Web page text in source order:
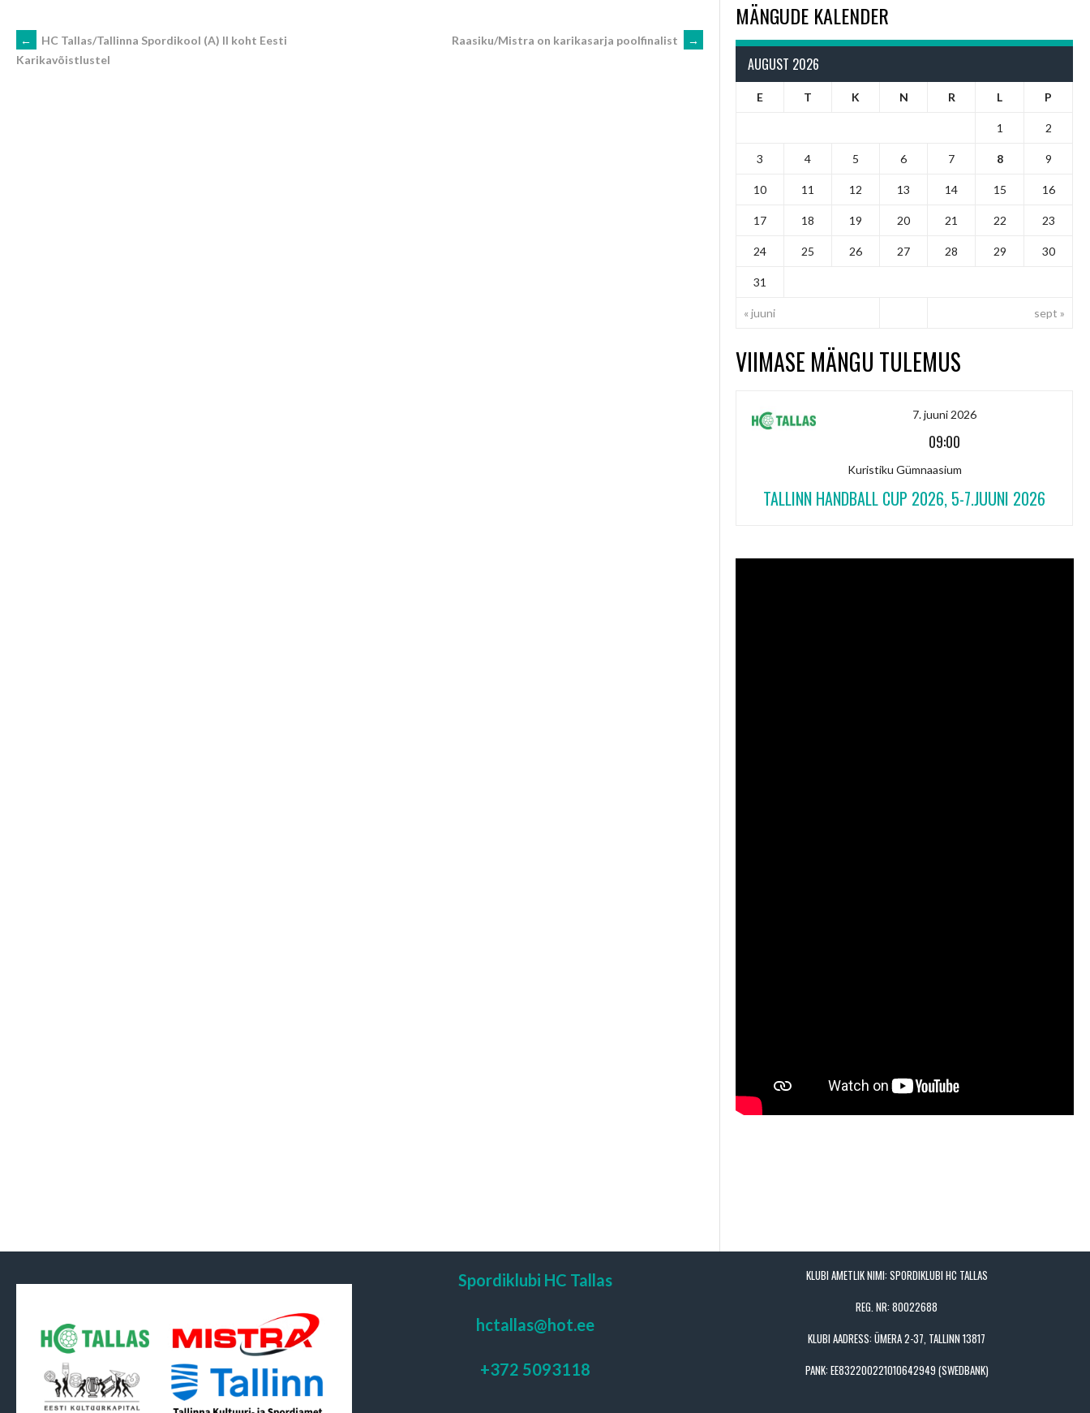
POST
←
HC Tallas/Tallinna Spordikool (A) II koht Eesti
Karikavõistlustel
Raasiku/Mistra on karikasarja poolfinalist →
MÄNGUDE KALENDER
AUGUST 2026
E T K N R L P
« juuni sept »
1 2
3 4 5 6 7 8 9
10 11 12 13 14 15 16
17 18 19 20 21 22 23
24 25 26 27 28 29 30
31
VIIMASE MÄNGU TULEMUS
7. juuni 2026
09:00
Kuristiku Gümnaasium
TALLINN HANDBALL CUP 2026, 5-7.JUUNI 2026
Spordiklubi HC Tallas
hctallas@hot.ee
+372 5093118
KLUBI AMETLIK NIMI: SPORDIKLUBI HC TALLAS
REG. NR: 80022688
KLUBI AADRESS: ÜMERA 2-37, TALLINN 13817
PANK: EE832200221010642949 (SWEDBANK)